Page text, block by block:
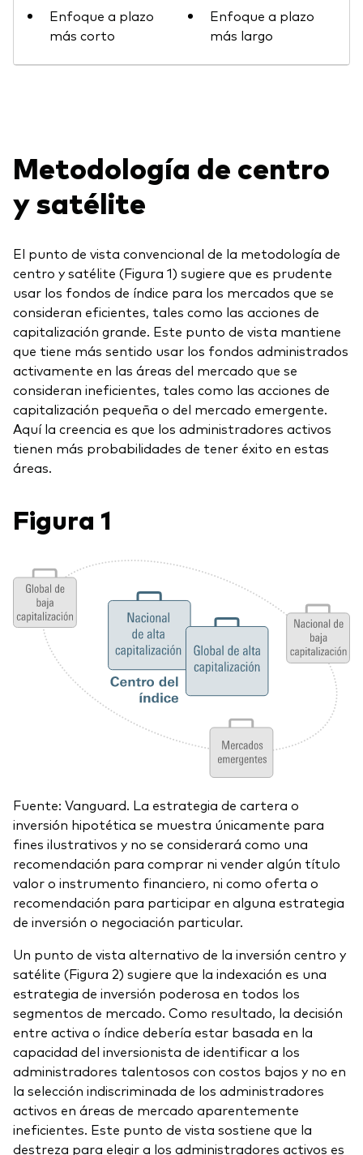
Enfoque a plazo
más corto
Enfoque a plazo
más largo
Metodología de centro
y satélite
El punto de vista convencional de la metodología de
centro y satélite (Figura 1) sugiere que es prudente
usar los fondos de índice para los mercados que se
consideran eficientes, tales como las acciones de
capitalización grande. Este punto de vista mantiene
que tiene más sentido usar los fondos administrados
activamente en las áreas del mercado que se
consideran ineficientes, tales como las acciones de
capitalización pequeña o del mercado emergente.
Aquí la creencia es que los administradores activos
tienen más probabilidades de tener éxito en estas
áreas.
Figura 1
Fuente: Vanguard. La estrategia de cartera o
inversión hipotética se muestra únicamente para
fines ilustrativos y no se considerará como una
recomendación para comprar ni vender algún título
valor o instrumento financiero, ni como oferta o
recomendación para participar en alguna estrategia
de inversión o negociación particular.
Un punto de vista alternativo de la inversión centro y
satélite (Figura 2) sugiere que la indexación es una
estrategia de inversión poderosa en todos los
segmentos de mercado. Como resultado, la decisión
entre activa o índice debería estar basada en la
capacidad del inversionista de identificar a los
administradores talentosos con costos bajos y no en
la selección indiscriminada de los administradores
activos en áreas de mercado aparentemente
ineficientes. Este punto de vista sostiene que la
destreza para elegir a los administradores activos es